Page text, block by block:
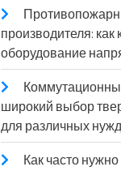
производителя:
оборудование
широкий выбор
для различных нужд
Как часто